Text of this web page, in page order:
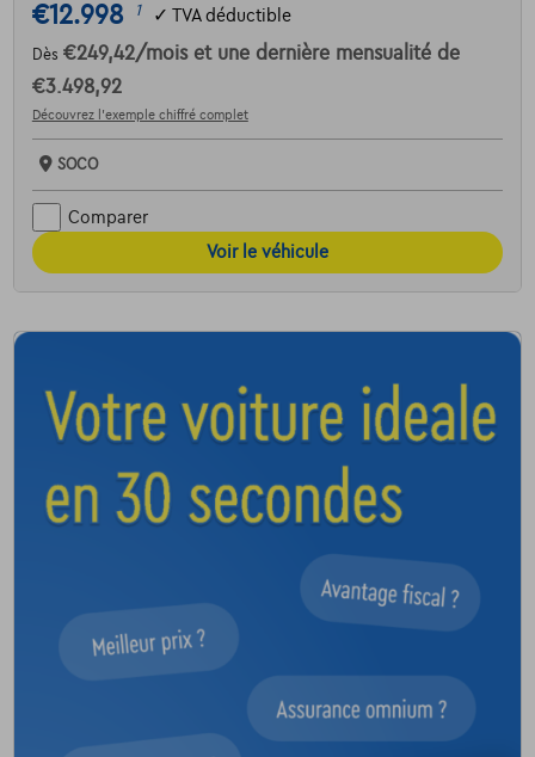
€12.998 1 ✓ TVA déductible
Dès €249,42/mois et une dernière mensualité de
€3.498,92
Découvrez l’exemple chiffré complet
SOCO
Comparer
Voir le véhicule